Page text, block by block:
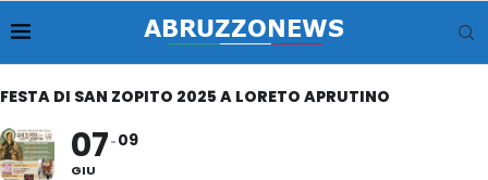
FESTA DI SAN ZOPITO 2025 A LORETO APRUTINO
07
GIU
09